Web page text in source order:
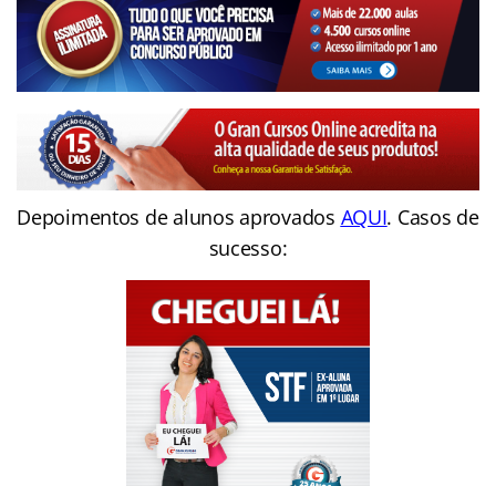
Depoimentos de alunos aprovados AQUI. Casos de
sucesso: